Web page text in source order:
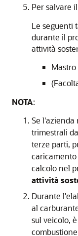
Per salvare
Le seguenti
durante il
attività
NOTA:
Se l'azienda
trimestrali
terze parti,
calcolo nel
attività
Durante
al
sul veicolo,